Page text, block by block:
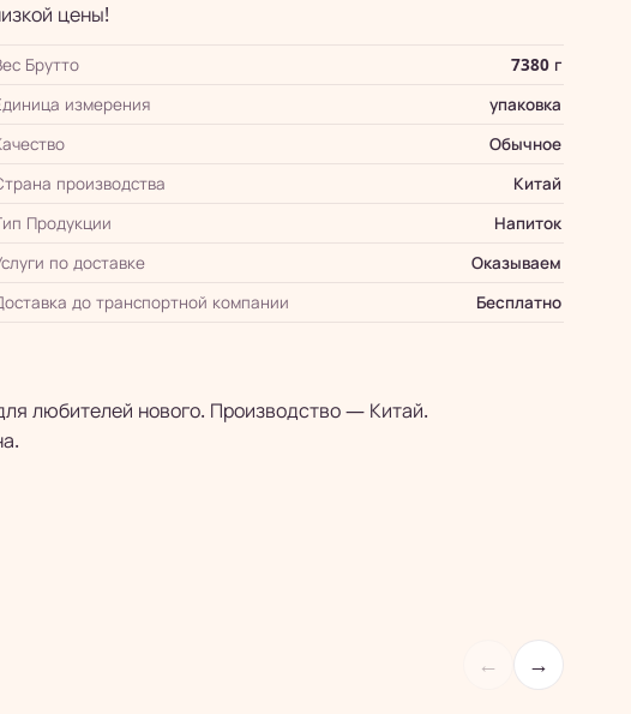
цены!
Брутто
7380 г
измерения
упаковка
Обычное
производства
Китай
Продукции
Напиток
по доставке
Оказываем
до транспортной компании
Бесплатно
любителей нового. Производство — Китай.
← →